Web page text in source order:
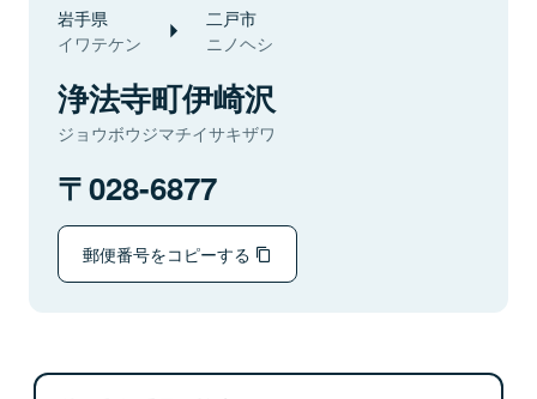
岩手県
イワテケン
二戸市
ニノヘシ
浄法寺町伊崎沢
ジョウボウジマチイサキザワ
028-6877
郵便番号をコピーする